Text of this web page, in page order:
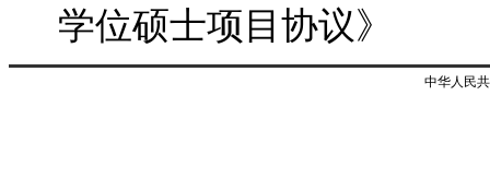
学位硕士项目协议》
中华人民